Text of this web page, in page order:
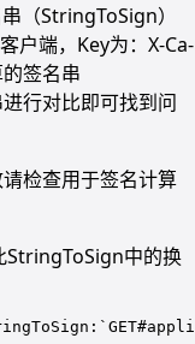
（StringToSign）
户端，Key为：X-Ca-
签名串
行对比即可找到问
检查用于签名计算
StringToSign中的换